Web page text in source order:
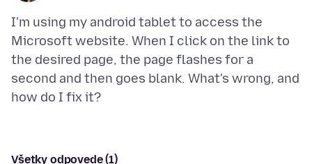
I'm using my android tablet to access the
Microsoft website. When I click on the link to
the desired page, the page flashes for a
second and then goes blank. What's wrong, and
Všetky odpovede (1)